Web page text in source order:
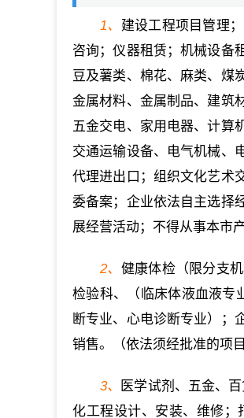
1、 建设工程项目管理
咨询；仪器租赁；机械设备
豆及薯类、棉花、麻类、煤
金属材料、金属制品、建筑
五金交电、家用电器、计算
交通运输设备、电气机械、
代理进出口；组织文化艺术
委备案；企业依法自主选择
展经营活动；不得从事本市
2、 健康体检（限分支
检验科、（临床体液血液专
断专业、心电诊断专业）；
销售。（依法须经批准的项
3、
医学试剂、五金、
化工程设计、安装、维修；